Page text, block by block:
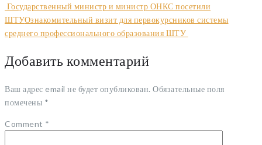
Государственный министр и министр ОНКС посетили
ШТУОзнакомительный визит для первокурсников системы
среднего профессионального образования ШТУ
Добавить комментарий
Ваш адрес email не будет опубликован. Обязательные поля
помечены *
Comment *